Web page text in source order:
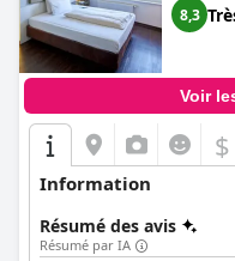
8,3
Voir
$
Information
Résumé des avis
Résumé par IA